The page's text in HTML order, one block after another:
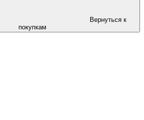
Вернуться к
покупкам